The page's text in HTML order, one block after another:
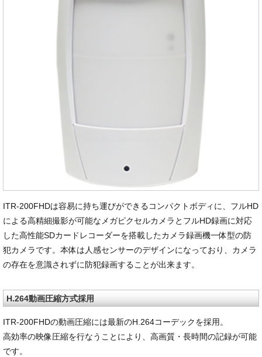
ITR-200FHDは容易に持ち運びができるコンパクトボディに、フルHD
による高精細撮影が可能なメガピクセルカメラとフルHD録画に対応
した高性能SDカードレコーダーを搭載したカメラ録画機一体型の防
犯カメラです。本体は人感センサーのデザインになっており、カメラ
の存在を意識されずに防犯録画することが出来ます。
H.264動画圧縮方式採用
ITR-200FHDの動画圧縮には最新のH.264コーデックを採用。
高効率の映像圧縮を行なうことにより、高画質・長時間の記録が可能
です。